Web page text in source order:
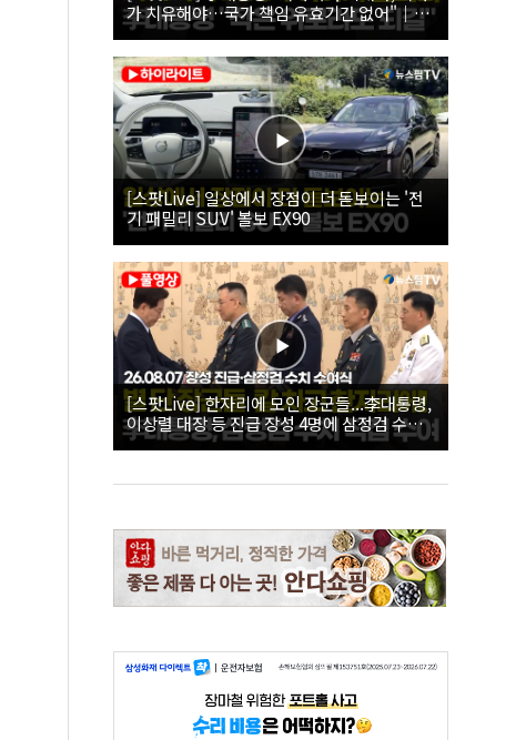
가 치유해야…국가 책임 유효기간 없어"｜
26.08.07 국가폭력 피해자 위로 오찬
[스팟Live] 일상에서 장점이 더 돋보이는 '전
기 패밀리 SUV' 볼보 EX90
[스팟Live] 한자리에 모인 장군들...李대통령,
이상렬 대장 등 진급 장성 4명에 삼정검 수치
직접 수여｜26.08.07 장성 진급·삼정검 수치